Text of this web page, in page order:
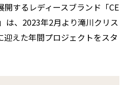
するレディースブランド「CE
は、2023年2月より滝川クリス
えた年間プロジェクトをスタ